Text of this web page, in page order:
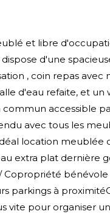
et libre
d'une
, coin repas avec
d'eau refaite, et un
accessible
avec tous les
location meublée
extra plat dernière
bénévole
parkings à
vite pour organiser